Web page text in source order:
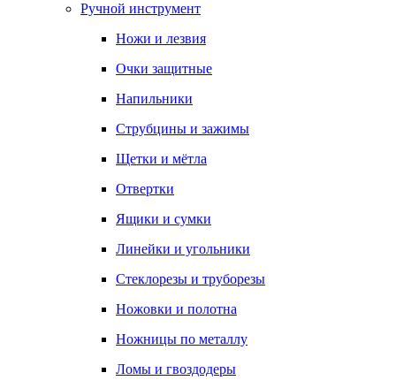
Ручной инструмент
Ножи и лезвия
Очки защитные
Напильники
Струбцины и зажимы
Щетки и мётла
Отвертки
Ящики и сумки
Линейки и угольники
Стеклорезы и труборезы
Ножовки и полотна
Ножницы по металлу
Ломы и гвоздодеры